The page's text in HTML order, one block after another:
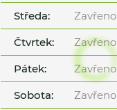
Středa:
Zavřeno
Čtvrtek:
Zavřeno
Pátek:
Zavřeno
Sobota:
Zavřeno